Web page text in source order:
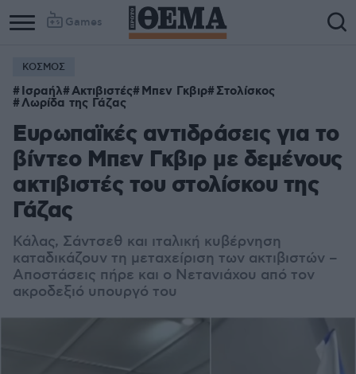
Games
ΚΟΣΜΟΣ
Ισραήλ Ακτιβιστές Μπεν Γκβιρ Στολίσκος
Λωρίδα της Γάζας
Ευρωπαϊκές αντιδράσεις για το
βίντεο Μπεν Γκβιρ με δεμένους
ακτιβιστές του στολίσκου της
Γάζας
Κάλας, Σάντσεθ και ιταλική κυβέρνηση
καταδικάζουν τη μεταχείριση των ακτιβιστών –
Αποστάσεις πήρε και ο Νετανιάχου από τον
ακροδεξιό υπουργό του